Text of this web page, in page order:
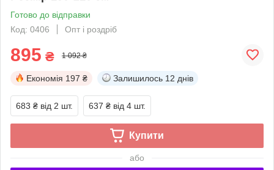
Готово до відправки
Код: 0406
Опт і роздріб
895 ₴ 1 092 ₴
Економія 197 ₴ Залишилось 12 днів
683 ₴ від 2 шт. 637 ₴ від 4 шт.
Купити
або